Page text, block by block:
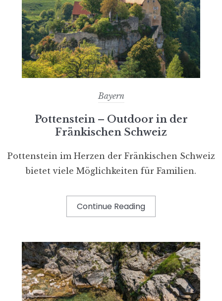
Bayern
Pottenstein – Outdoor in der
Fränkischen Schweiz
Pottenstein im Herzen der Fränkischen Schweiz
bietet viele Möglichkeiten für Familien.
Continue Reading